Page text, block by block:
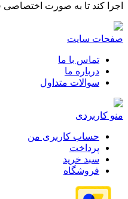
اجرا کند تا به صورت
صفحات سایت
تماس با ما
درباره ما
سوالات متداول
منو کاربردی
حساب کاربری من
پرداخت
سبد خرید
فروشگاه